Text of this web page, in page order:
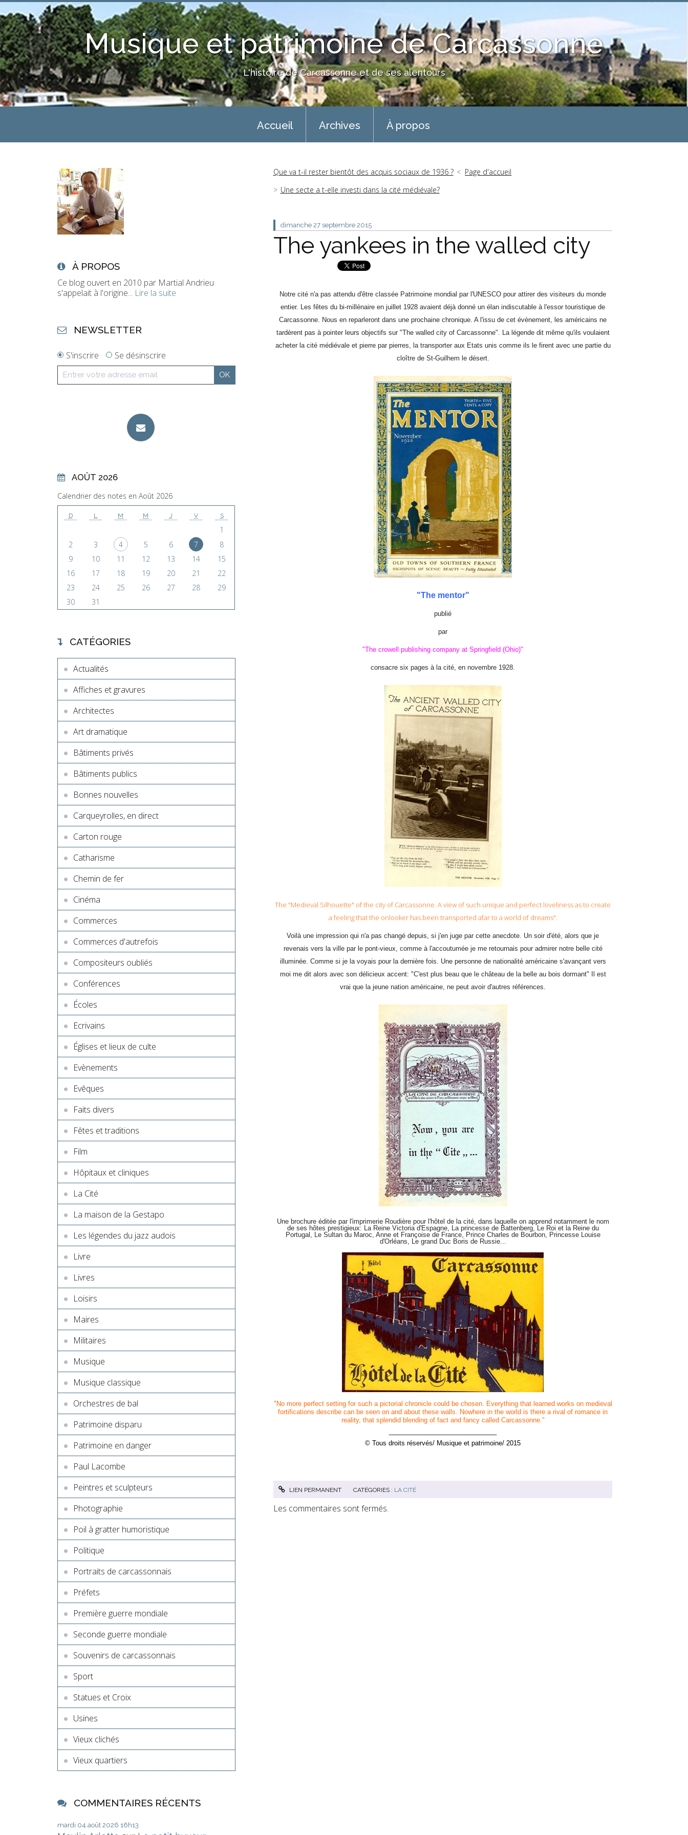
Musique et patrimoine de Carcassonne
L'histoire de Carcassonne et de ses alentours
Accueil Archives À propos
À PROPOS
Ce blog ouvert en 2010 par Martial Andrieu
s'appelait à l'origine... Lire la suite
NEWSLETTER
S'inscrire Se désinscrire
AOÛT 2026
Calendrier des notes en Août 2026
D L M M J V S
1
2
3 4 5 6 7
8
9
10 11 12 13 14
15
16
17 18 19 20 21
22
23
24 25 26 27 28
29
30
31
CATÉGORIES
Actualités
Affiches et gravures
Architectes
Art dramatique
Bâtiments privés
Bâtiments publics
Bonnes nouvelles
Carqueyrolles, en direct
Carton rouge
Catharisme
Chemin de fer
Cinéma
Commerces
Commerces d'autrefois
Compositeurs oubliés
Conférences
Écoles
Ecrivains
Églises et lieux de culte
Evènements
Evêques
Faits divers
Fêtes et traditions
Film
Hôpitaux et cliniques
La Cité
La maison de la Gestapo
Les légendes du jazz audois
Livre
Livres
Loisirs
Maires
Militaires
Musique
Musique classique
Orchestres de bal
Patrimoine disparu
Patrimoine en danger
Paul Lacombe
Peintres et sculpteurs
Photographie
Poil à gratter humoristique
Politique
Portraits de carcassonnais
Préfets
Première guerre mondiale
Seconde guerre mondiale
Souvenirs de carcassonnais
Sport
Statues et Croix
Usines
Vieux clichés
Vieux quartiers
COMMENTAIRES RÉCENTS
mardi 04 août 2026 16h13
Que va t-il rester bientôt des acquis sociaux de 1936 ?
Page d'accueil
Une secte a t-elle investi dans la cité médiévale?
dimanche 27 septembre 2015
The yankees in the walled city
Notre cité n'a pas attendu d'être classée Patrimoine mondial par l'UNESCO pour attirer des visiteurs du monde
entier. Les fêtes du bi-millénaire en juillet 1928 avaient déjà donné un élan indiscutable à l'essor touristique de
Carcassonne. Nous en reparleront dans une prochaine chronique. A l'issu de cet évènement, les américains ne
tardèrent pas à pointer leurs objectifs sur "The walled city of Carcassonne". La légende dit même qu'ils voulaient
acheter la cité médiévale et pierre par pierres, la transporter aux Etats unis comme ils le firent avec une partie du
cloître de St-Guilhem le désert.
"The mentor"
publié
par
"The crowell publishing company at Springfield (Ohio)"
consacre six pages à la cité,en novembre 1928.
The "Medieval Silhouette" of the city of Carcassonne. A view of such unique and perfect loveliness as to create
a feeling that the onlooker has been transported afar to a world of dreams".
Voilà une impression qui n'a pas changé depuis, si j'en juge par cette anecdote. Un soir d'été, alors que je
revenais vers la ville par le pont-vieux, comme à l'accoutumée je me retournais pour admirer notre belle cité
illuminée. Comme si je la voyais pour la dernière fois. Une personne de nationalité américaine s'avançant vers
moi me dit alors avec son délicieux accent: "C'est plus beau que le château de la belle au bois dormant" Il est
vrai que la jeune nation américaine, ne peut avoir d'autres références.
Une brochure éditée par l'imprimerie Roudière pour l'hôtel de la cité, dans laquelle on apprend notamment le nom
de ses hôtes prestigieux: La Reine Victoria d'Espagne, La princesse de Battenberg, Le Roi et la Reine du
Portugal, Le Sultan du Maroc, Anne et Françoise de France, Prince Charles de Bourbon, Princesse Louise
d'Orléans, Le grand Duc Boris de Russie...
"No more perfect setting for such a pictorial chronicle could be chosen. Everything that learned works on medieval
fortifications describe can be seen on and about these walls. Nowhere in the world is there a rival of romance in
reality, that splendid blending of fact and fancy called Carcassonne."
© Tous droits réservés/ Musique et patrimoine/ 2015
LIEN PERMANENT CATÉGORIES : LA CITÉ
Les commentaires sont fermés.